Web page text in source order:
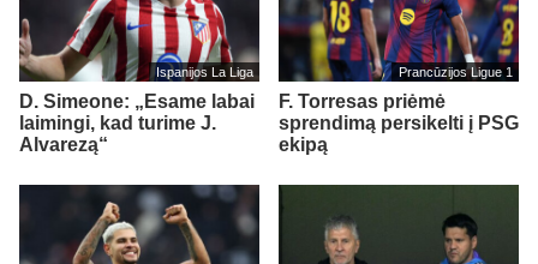
Ispanijos La Liga
D. Simeone: „Esame labai
laimingi, kad turime J.
Alvarezą“
Prancūzijos Ligue 1
F. Torresas priėmė
sprendimą persikelti į PSG
ekipą